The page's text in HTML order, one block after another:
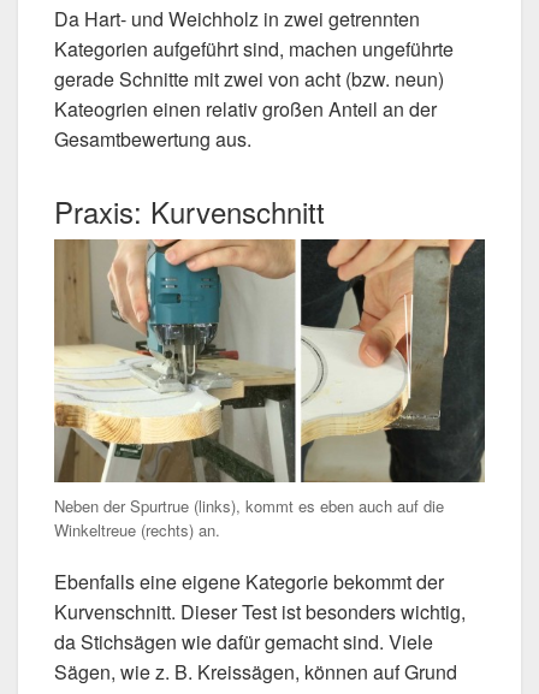
Da Hart- und Weichholz in zwei getrennten
Kategorien aufgeführt sind, machen ungeführte
gerade Schnitte mit zwei von acht (bzw. neun)
Kateogrien einen relativ großen Anteil an der
Gesamtbewertung aus.
Praxis: Kurvenschnitt
Neben der Spurtrue (links), kommt es eben auch auf die
Winkeltreue (rechts) an.
Ebenfalls eine eigene Kategorie bekommt der
Kurvenschnitt. Dieser Test ist besonders wichtig,
da Stichsägen wie dafür gemacht sind. Viele
Sägen, wie z. B. Kreissägen, können auf Grund